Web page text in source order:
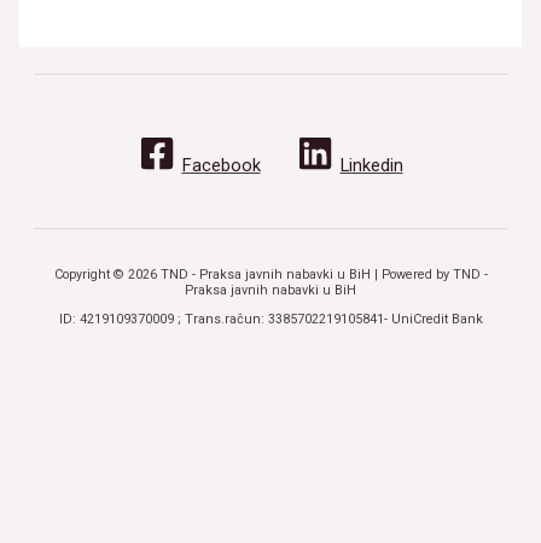
Facebook Linkedin
Copyright © 2026 TND - Praksa javnih nabavki u BiH | Powered by TND -
Praksa javnih nabavki u BiH
ID: 4219109370009 ; Trans.račun: 3385702219105841- UniCredit Bank